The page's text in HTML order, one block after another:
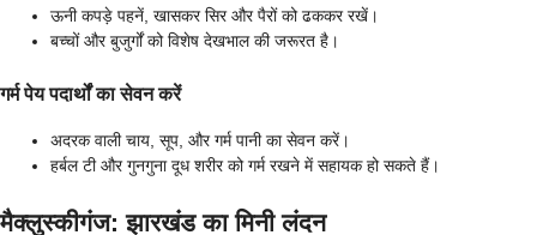
ऊनी कपड़े पहनें, खासकर सिर और पैरों को ढककर रखें।
बच्चों और बुजुर्गों को विशेष देखभाल की जरूरत है।
गर्म पेय पदार्थों का सेवन करें
अदरक वाली चाय, सूप, और गर्म पानी का सेवन करें।
हर्बल टी और गुनगुना दूध शरीर को गर्म रखने में सहायक हो सकते हैं।
मैक्लुस्कीगंज: झारखंड का मिनी लंदन